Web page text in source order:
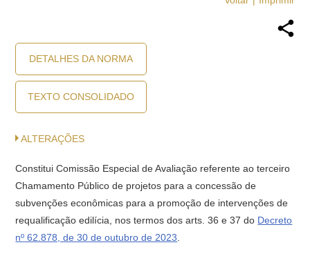
DETALHES DA NORMA
TEXTO CONSOLIDADO
ALTERAÇÕES
Constitui Comissão Especial de Avaliação referente ao terceiro
Chamamento Público de projetos para a concessão de
subvenções econômicas para a promoção de intervenções de
requalificação edilícia, nos termos dos arts. 36 e 37 do Decreto
nº 62.878, de 30 de outubro de 2023